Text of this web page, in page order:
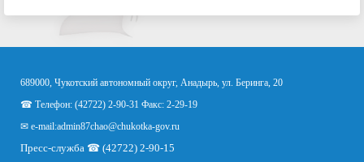
689000, Чукотский автономный округ, Анадырь, ул. Беринга, 20
☎ Телефон: (42722) 2-90-31 Факс: 2-29-19
✉ e-mail:admin87chao@chukotka-gov.ru
Пресс-служба ☎ (42722) 2-90-15